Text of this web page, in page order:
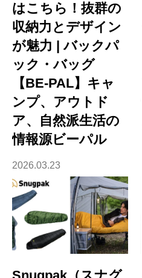
はこちら！抜群の
収納力とデザイン
が魅力 | バックパ
ック・バッグ
【BE-PAL】キャ
ンプ、アウトド
ア、自然派生活の
情報源ビーパル
2026.03.23